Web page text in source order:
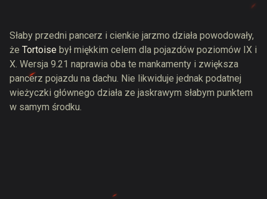
Słaby przedni pancerz i cienkie jarzmo działa powodowały,
że Tortoise był miękkim celem dla pojazdów poziomów IX i
X. Wersja 9.21 naprawia oba te mankamenty i zwiększa
pancerz pojazdu na dachu. Nie likwiduje jednak podatnej
wieżyczki głównego działa ze jaskrawym słabym punktem
w samym środku.